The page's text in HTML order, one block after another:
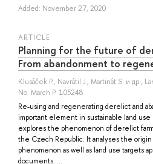
Added: November 27, 2020
ARTICLE
Planning for the future of
From abandonment to
Klusáček P., Navrátil J., Martinát S. и др.,
No. March P. 105248
Re-using and regenerating derelict and
important element in sustainable land use
explores the phenomenon of derelict
the Czech Republic. It analyses the
phenomenon as well as land use targets
documents. ...